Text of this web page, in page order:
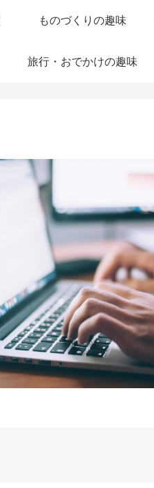
ものづくりの趣味
旅行・おでかけの趣味